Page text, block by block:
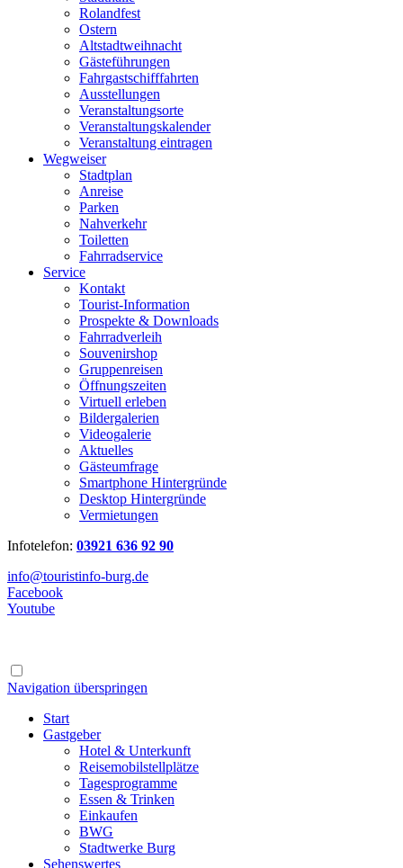
Rolandfest
Ostern
Altstadtweihnacht
Gästeführungen
Fahrgastschifffahrten
Ausstellungen
Veranstaltungsorte
Veranstaltungskalender
Veranstaltung eintragen
Wegweiser
Stadtplan
Anreise
Parken
Nahverkehr
Toiletten
Fahrradservice
Service
Kontakt
Tourist-Information
Prospekte & Downloads
Fahrradverleih
Souvenirshop
Gruppenreisen
Öffnungszeiten
Virtuell erleben
Bildergalerien
Videogalerie
Aktuelles
Gästeumfrage
Smartphone Hintergründe
Desktop Hintergründe
Vermietungen
Infotelefon: 03921 636 92 90
info@touristinfo-burg.de
Facebook
Youtube
Navigation überspringen
Start
Gastgeber
Hotel & Unterkunft
Reisemobilstellplätze
Tagesprogramme
Essen & Trinken
Einkaufen
BWG
Stadtwerke Burg
Sehenswertes